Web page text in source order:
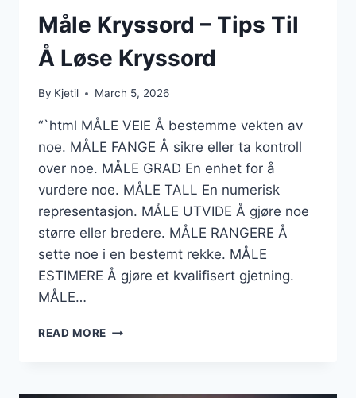
Måle Kryssord – Tips Til
Å Løse Kryssord
By Kjetil March 5, 2026
“`html MÅLE VEIE Å bestemme vekten av
noe. MÅLE FANGE Å sikre eller ta kontroll
over noe. MÅLE GRAD En enhet for å
vurdere noe. MÅLE TALL En numerisk
representasjon. MÅLE UTVIDE Å gjøre noe
større eller bredere. MÅLE RANGERE Å
sette noe i en bestemt rekke. MÅLE
ESTIMERE Å gjøre et kvalifisert gjetning.
MÅLE…
READ MORE MÅLE